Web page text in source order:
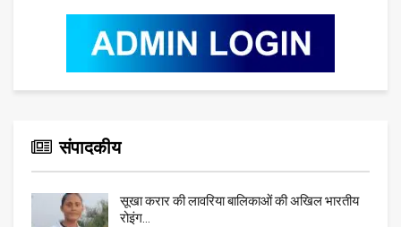
संपादकीय
सूखा करार की लावरिया बालिकाओं की अखिल भारतीय
रोइंग…